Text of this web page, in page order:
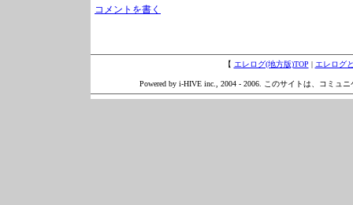
コメントを書く
【 エレログ(地方版)TOP | エレログ
Powered by i-HIVE inc., 2004 - 2006. このサイトは、コミュ